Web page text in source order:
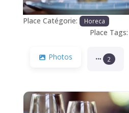
Place Catégorie: Horeca
Place Tags:
Photos 2